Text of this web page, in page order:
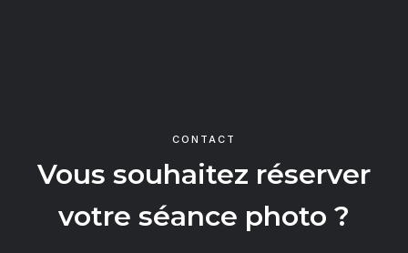
CONTACT
Vous souhaitez réserver
votre séance photo ?